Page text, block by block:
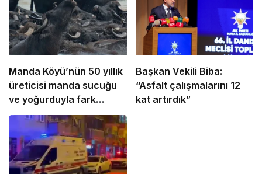
Manda Köyü’nün 50 yıllık
üreticisi manda sucuğu
ve yoğurduyla fark
oluşturdu
Başkan Vekili Biba:
“Asfalt çalışmalarını 12
kat artırdık”